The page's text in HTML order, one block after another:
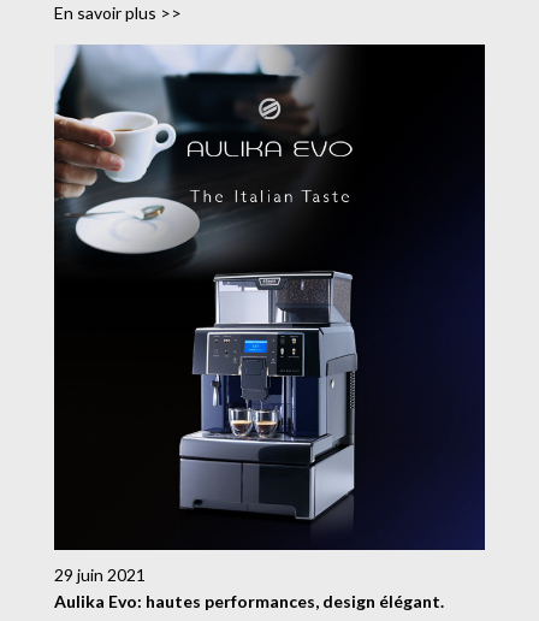
En savoir plus >>
29 juin 2021
Aulika Evo: hautes performances, design élégant.